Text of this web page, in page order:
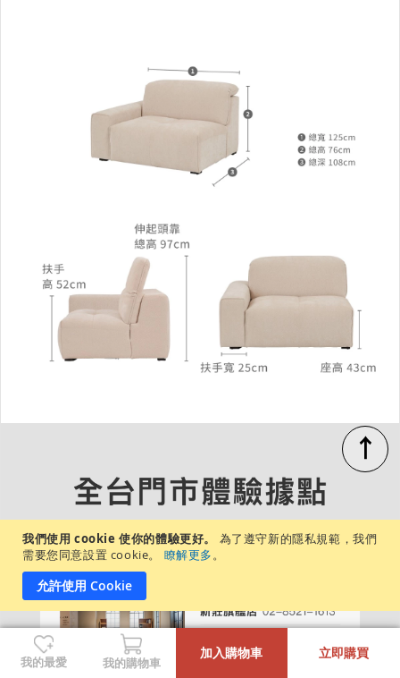
我們使用 cookie 使你的體驗更好。
為了遵守新的隱私規範，我們
需要您同意設置 cookie。
瞭解更多。
允許使用 Cookie
↑
我的最愛 我的購物車
加入購物車 立即購買
+
-